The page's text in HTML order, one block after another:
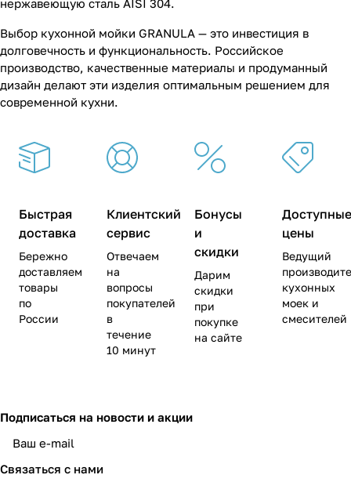
нержавеющую сталь AISI 304.
Выбор кухонной мойки GRANULA — это инвестиция в
долговечность и функциональность. Российское
производство, качественные материалы и продуманный
дизайн делают эти изделия оптимальным решением для
современной кухни.
Быстрая
доставка
Бережно
доставляем
товары
по
России
Клиентский
сервис
Отвечаем
на
вопросы
покупателей
в
течение
10 минут
Бонусы
и
скидки
Дарим
скидки
при
покупке
на сайте
Доступные
цены
Ведущий
кухонных
моек и
смесителей
Подписаться на новости и акции
Связаться с нами